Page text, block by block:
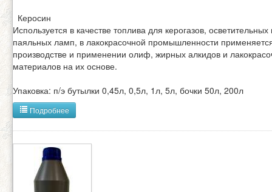
Керосин
Используется в качестве топлива для керогазов, осветительных
паяльных ламп, в лакокрасочной промышленности
производстве и применении олиф, жирных алкидов и
материалов на их основе.
Упаковка: п/э бутылки 0,45л, 0,5л, 1л, 5л, бочки 50л, 200л
Подробнее